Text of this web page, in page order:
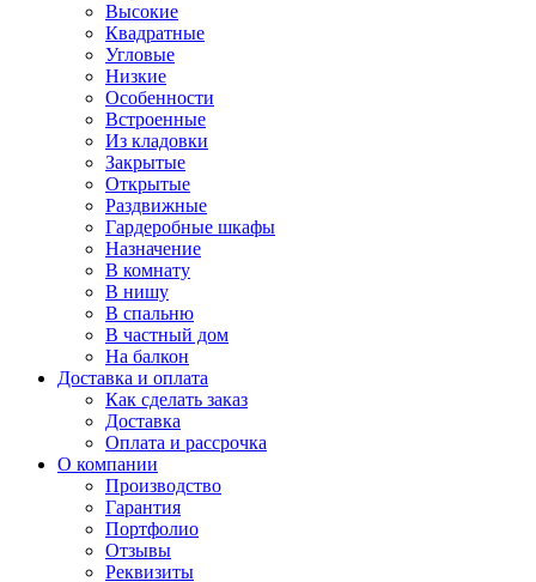
Высокие
Квадратные
Угловые
Низкие
Особенности
Встроенные
Из кладовки
Закрытые
Открытые
Раздвижные
Гардеробные шкафы
Назначение
В комнату
В нишу
В спальню
В частный дом
На балкон
Доставка и оплата
Как сделать заказ
Доставка
Оплата и рассрочка
О компании
Производство
Гарантия
Портфолио
Отзывы
Реквизиты